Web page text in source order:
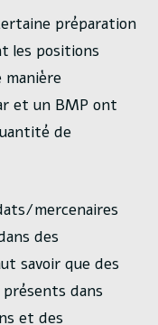
préparation
les positions
manière
et un BMP ont
de
mercenaires
des
savoir que des
dans
et des